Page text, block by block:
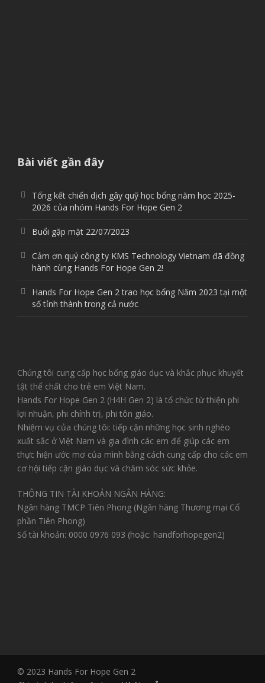
Bài viết gần đây
Tổng kết chiến dịch gây quỹ học bổng năm học 2025-
2026 của nhóm Hands For Hope Gen 2
Buổi gặp mặt 22/07/2023
Cảm ơn quý công ty KMS Technology Vietnam đã đồng
hành cùng Hands For Hope Gen 2!
Hands For Hope Gen 2 trao học bổng Năm 2023 tại một
số tỉnh thành trong cả nước
Chúng tôi cung cấp học bổng giáo dục và khắc phục khuyết
tật thể chất cho trẻ em Việt Nam.
Hands For Hope Gen 2 (H4H Gen 2) là tổ chức từ thiện phi
lợi nhuận, phi chính trị, phi tôn giáo.
Nhiệm vụ của chúng tôi: tiếp cận những học sinh nghèo
xuất sắc ở Việt Nam và gia đình các em để giúp các em
thực hiện ước mơ của mình bằng cách cung cấp cho các em
cơ hội tiếp cận giáo dục và chăm sóc sức khỏe.
THÔNG TIN TÀI KHOẢN NGÂN HÀNG:
Ngân hàng TMCP Tiên Phong (Ngân hàng Thương mại Cổ
phần Tiên Phong)
Số tài khoản: 0000 0976 093 (hoặc: handforhopegen2)
© 2023 Hands For Hope Gen 2